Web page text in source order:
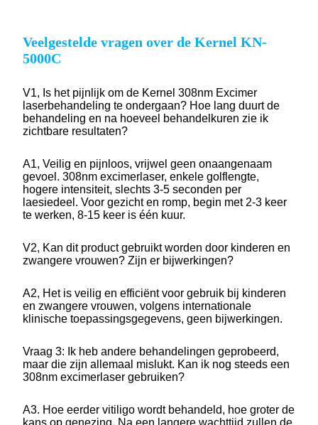
Veelgestelde vragen over de Kernel KN-
5000C
V1, Is het pijnlijk om de Kernel 308nm Excimer
laserbehandeling te ondergaan? Hoe lang duurt de
behandeling en na hoeveel behandelkuren zie ik
zichtbare resultaten?
A1, Veilig en pijnloos, vrijwel geen onaangenaam
gevoel. 308nm excimerlaser, enkele golflengte,
hogere intensiteit, slechts 3-5 seconden per
laesiedeel. Voor gezicht en romp, begin met 2-3 keer
te werken, 8-15 keer is één kuur.
V2, Kan dit product gebruikt worden door kinderen en
zwangere vrouwen? Zijn er bijwerkingen?
A2, Het is veilig en efficiënt voor gebruik bij kinderen
en zwangere vrouwen, volgens internationale
klinische toepassingsgegevens, geen bijwerkingen.
Vraag 3: Ik heb andere behandelingen geprobeerd,
maar die zijn allemaal mislukt. Kan ik nog steeds een
308nm excimerlaser gebruiken?
A3. Hoe eerder vitiligo wordt behandeld, hoe groter de
kans op genezing. Na een langere wachttijd zullen de